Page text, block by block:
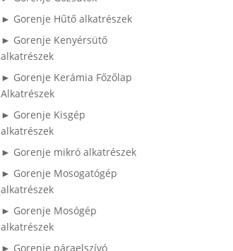
► Gorenje Hűtő alkatrészek
► Gorenje Kenyérsütő
alkatrészek
► Gorenje Kerámia Főzőlap
Alkatrészek
► Gorenje Kisgép
alkatrészek
► Gorenje mikró alkatrészek
► Gorenje Mosogatógép
alkatrészek
► Gorenje Mosógép
alkatrészek
► Gorenje páraelszívó